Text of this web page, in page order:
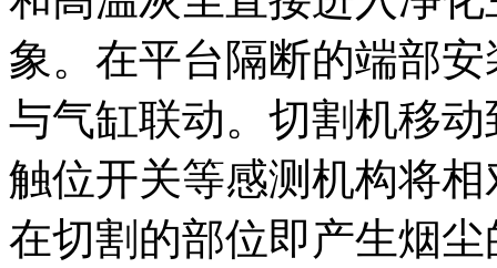
象。在平台隔断的端部
与气缸联动。切割机移
触位开关等感测机构将
在切割的部位即产生烟